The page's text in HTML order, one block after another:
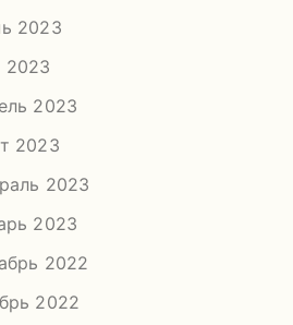
2023
2023
2023
2023
2023
2023
2022
2022